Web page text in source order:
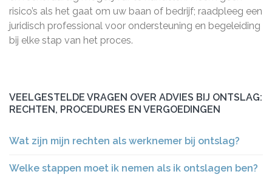
risico’s als het gaat om uw baan of bedrijf; raadpleeg een
juridisch professional voor ondersteuning en begeleiding
bij elke stap van het proces.
VEELGESTELDE VRAGEN OVER ADVIES BIJ ONTSLAG:
RECHTEN, PROCEDURES EN VERGOEDINGEN
Wat zijn mijn rechten als werknemer bij ontslag?
Welke stappen moet ik nemen als ik ontslagen ben?